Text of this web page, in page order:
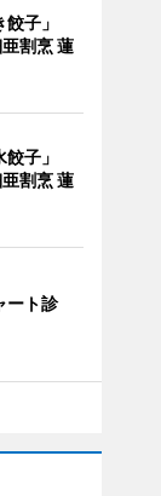
子」
割烹 蓮
子」
割烹 蓮
ート診